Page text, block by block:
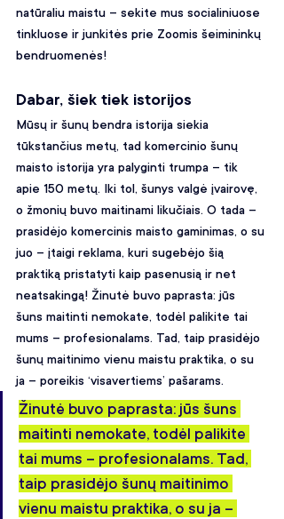
natūraliu maistu – sekite mus socialiniuose
tinkluose ir junkitės prie Zoomis šeimininkų
bendruomenės!
Dabar, šiek tiek istorijos
Mūsų ir šunų bendra istorija siekia
tūkstančius metų, tad komercinio šunų
maisto istorija yra palyginti trumpa – tik
apie 150 metų. Iki tol, šunys valgė įvairovę,
o žmonių buvo maitinami likučiais. O tada –
prasidėjo komercinis maisto gaminimas, o su
juo – įtaigi reklama, kuri sugebėjo šią
praktiką pristatyti kaip pasenusią ir net
neatsakingą! Žinutė buvo paprasta: jūs
šuns maitinti nemokate, todėl palikite tai
mums – profesionalams. Tad, taip prasidėjo
šunų maitinimo vienu maistu praktika, o su
ja – poreikis ‘visavertiems’ pašarams.
Žinutė buvo paprasta: jūs šuns
maitinti nemokate, todėl palikite
tai mums – profesionalams. Tad,
taip prasidėjo šunų maitinimo
vienu maistu praktika, o su ja –